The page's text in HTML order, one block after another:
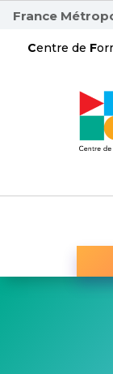
France
Centre de F